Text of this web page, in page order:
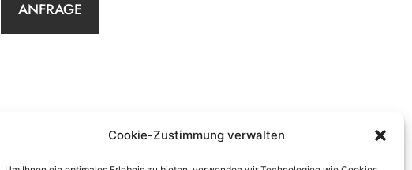
Cookie-Zustimmung verwalten
ANFRAGE